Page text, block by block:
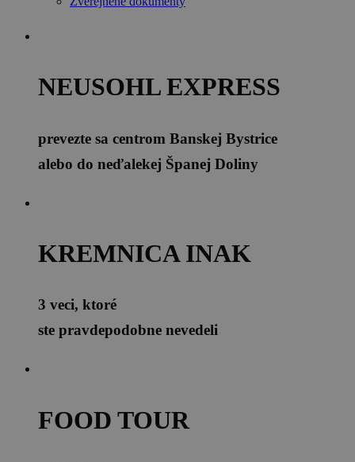
NEUSOHL EXPRESS
prevezte sa centrom Banskej Bystrice
alebo do neďalekej Španej Doliny
KREMNICA INAK
3 veci, ktoré
ste pravdepodobne nevedeli
FOOD TOUR